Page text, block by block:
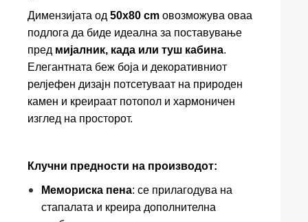
Димензијата од 50x80 cm овозможува оваа
подлога да биде идеална за поставување
пред мијалник, када или туш кабина.
Елегантната беж боја и декоративниот
релјефен дизајн потсетуваат на природен
камен и креираат потопол и хармоничен
изглед на просторот.
Клучни предности на производот:
Мемориска пена: се прилагодува на
стапалата и креира дополнителна